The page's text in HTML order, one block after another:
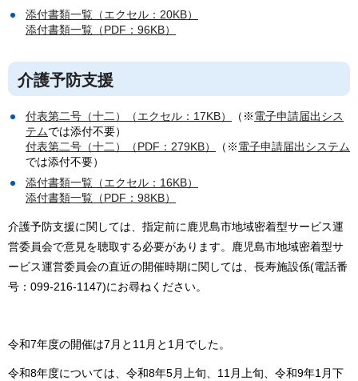
添付書類一覧（エクセル：20KB）
添付書類一覧（PDF：96KB）
介護予防支援
付表第二号（十二）（エクセル：17KB） （※電子申請届出シス
テムでは添付不要）
付表第二号（十二）（PDF：279KB）
（※電子申請届出システム
では添付不要）
添付書類一覧（エクセル：16KB）
添付書類一覧（PDF：98KB）
介護予防支援に関しては、指定前に鹿児島市地域密着型サービス運
営委員会で意見を聴取する必要があります。鹿児島市地域密着型サ
ービス運営委員会の直近の開催時期に関しては、長寿施設係(電話番
号：099-216-1147)にお尋ねください。
令和7年度の開催は7月と11月と1月でした。
令和8年度については、令和8年5月上旬、11月上旬、令和9年1月下